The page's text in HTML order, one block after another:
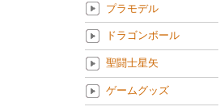
プラモデル
ドラゴンボール
聖闘士星矢
ゲームグッズ